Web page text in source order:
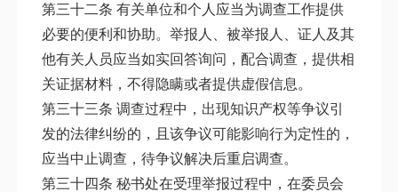
第三十二条 有关单位和个人应当为调查工作提供
必要的便利和协助。举报人、被举报人、证人及其
他有关人员应当如实回答询问，配合调查，提供相
关证据材料，不得隐瞒或者提供虚假信息。
第三十三条 调查过程中，出现知识产权等争议引
发的法律纠纷的，且该争议可能影响行为定性的，
应当中止调查，待争议解决后重启调查。
第三十四条 秘书处在受理举报过程中，在委员会